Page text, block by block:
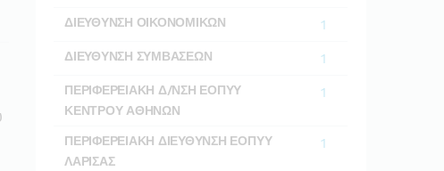
ΔΙΕΥΘΥΝΣΗ ΟΙΚΟΝΟΜΙΚΩΝ 1
ΔΙΕΥΘΥΝΣΗ ΣΥΜΒΑΣΕΩΝ 1
ΠΕΡΙΦΕΡΕΙΑΚΗ Δ/ΝΣΗ ΕΟΠΥΥ
ΚΕΝΤΡΟΥ ΑΘΗΝΩΝ
1
ΠΕΡΙΦΕΡΕΙΑΚΗ ΔΙΕΥΘΥΝΣΗ ΕΟΠΥΥ
ΛΑΡΙΣΑΣ
1